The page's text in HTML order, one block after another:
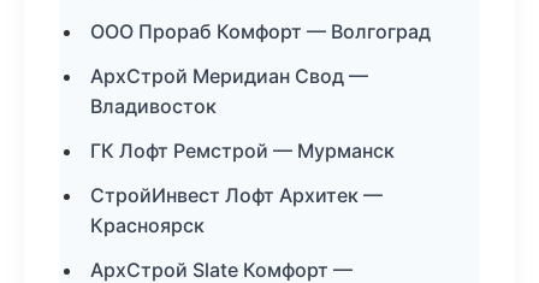
ООО Прораб Комфорт — Волгоград
АрхСтрой Меридиан Свод —
Владивосток
ГК Лофт Ремстрой — Мурманск
СтройИнвест Лофт Архитек —
Красноярск
АрхСтрой Slate Комфорт —